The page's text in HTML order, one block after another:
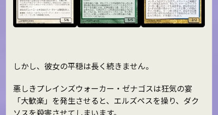
しかし、彼女の平穏は長く続きません。
悪しきプレインズウォーカー・ゼナゴスは狂気の宴
「大歓楽」を発生させると、エルズペスを操り、ダク
ソスを殺害させてしまいます。